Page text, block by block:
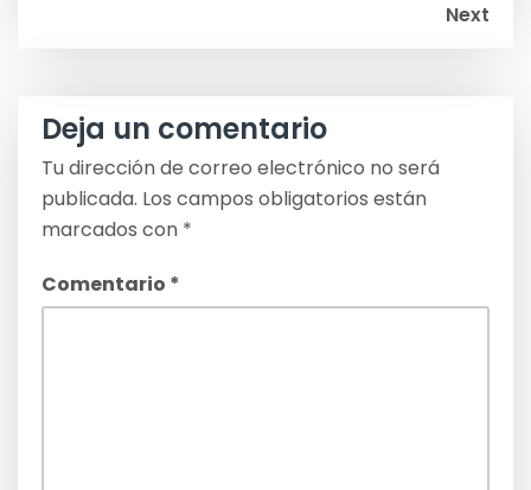
Next
Deja un comentario
Tu dirección de correo electrónico no será
publicada. Los campos obligatorios están
marcados con *
Comentario *